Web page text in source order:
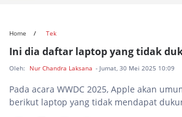
Home Tek
Ini dia daftar laptop yang tidak
Oleh: Nur Chandra Laksana - Jumat, 30 Mei 2025 10:09
Pada acara WWDC 2025, Apple akan
berikut laptop yang tidak mendapat